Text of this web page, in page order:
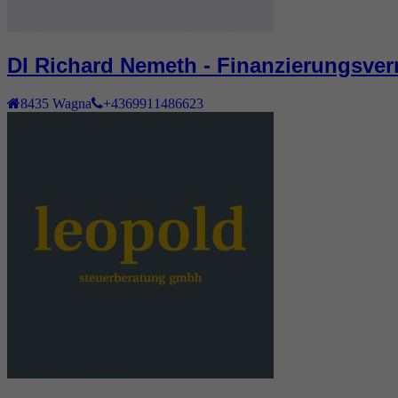
DI Richard Nemeth -
8435 Wagna +4369911486623